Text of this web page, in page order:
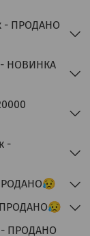
- ПРОДАНО
- НОВИНКА
-
ПРОДАНО😥
- ПРОДАНО